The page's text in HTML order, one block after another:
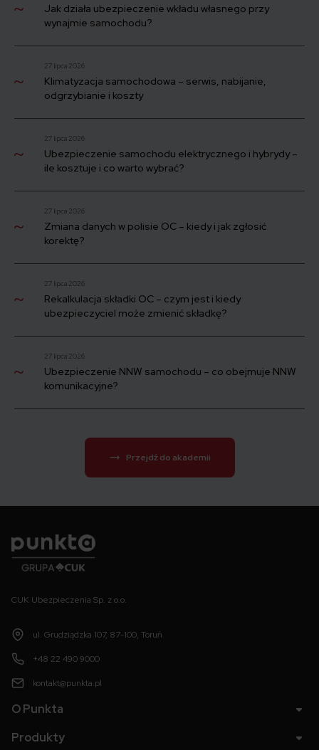
Jak działa ubezpieczenie wkładu własnego przy
wynajmie samochodu?
27 lipca 2026
Klimatyzacja samochodowa – serwis, nabijanie,
odgrzybianie i koszty
27 lipca 2026
Ubezpieczenie samochodu elektrycznego i hybrydy –
ile kosztuje i co warto wybrać?
27 lipca 2026
Zmiana danych w polisie OC – kiedy i jak zgłosić
korektę?
27 lipca 2026
Rekalkulacja składki OC – czym jest i kiedy
ubezpieczyciel może zmienić składkę?
27 lipca 2026
Ubezpieczenie NNW samochodu – co obejmuje NNW
komunikacyjne?
Przejdź do akademii
CUK Ubezpieczenia Sp. z o.o.
ul. Grudziądzka 107, 87-100, Toruń
+48 22 490 9000
kontakt@punkta.pl
O Punkta
Produkty